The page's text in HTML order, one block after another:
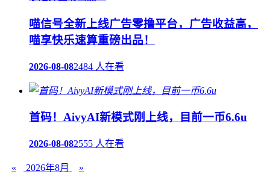
喵信号全新上线广告零撸平台，广告收益高，
喵享快乐速算重磅出品！
2026-08-082484 人在看
首码！AivyAI新模式刚上线，目前一币6.6u
2026-08-082555 人在看
« 2026年8月 »